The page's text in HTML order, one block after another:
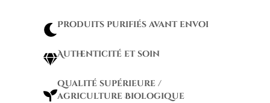
Produits purifiés avant envoi
Authenticité et soin
qualité supérieure /
agriculture Biologique